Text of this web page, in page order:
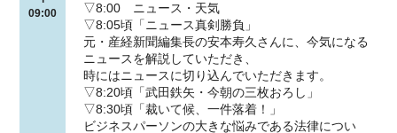
09:00
▽8:00 ニュース・天気
▽8:05頃「ニュース真剣勝負」
元・産経新聞編集長の安本寿久さんに、今気になる
ニュースを解説していただき、
時にはニュースに切り込んでいただきます。
▽8:20頃「武田鉄矢・今朝の三枚おろし」
▽8:30頃「裁いて候、一件落着！」
ビジネスパーソンの大きな悩みである法律につい